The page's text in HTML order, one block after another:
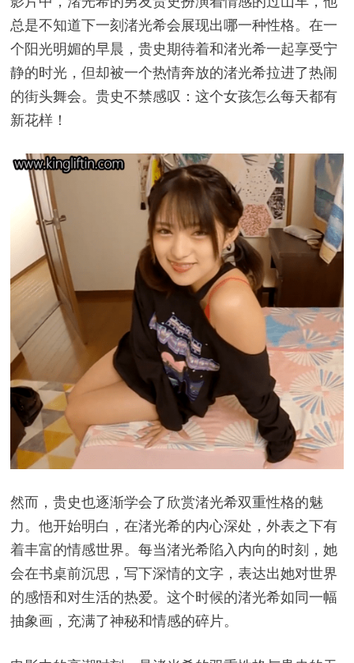
总是不知道下一刻渚光希会展现出哪一种性格。在一
个阳光明媚的早晨，贵史期待着和渚光希一起享受宁
静的时光，但却被一个热情奔放的渚光希拉进了热闹
的街头舞会。贵史不禁感叹：这个女孩怎么每天都有
新花样！
然而，贵史也逐渐学会了欣赏渚光希双重性格的魅
力。他开始明白，在渚光希的内心深处，外表之下有
着丰富的情感世界。每当渚光希陷入内向的时刻，她
会在书桌前沉思，写下深情的文字，表达出她对世界
的感悟和对生活的热爱。这个时候的渚光希如同一幅
抽象画，充满了神秘和情感的碎片。